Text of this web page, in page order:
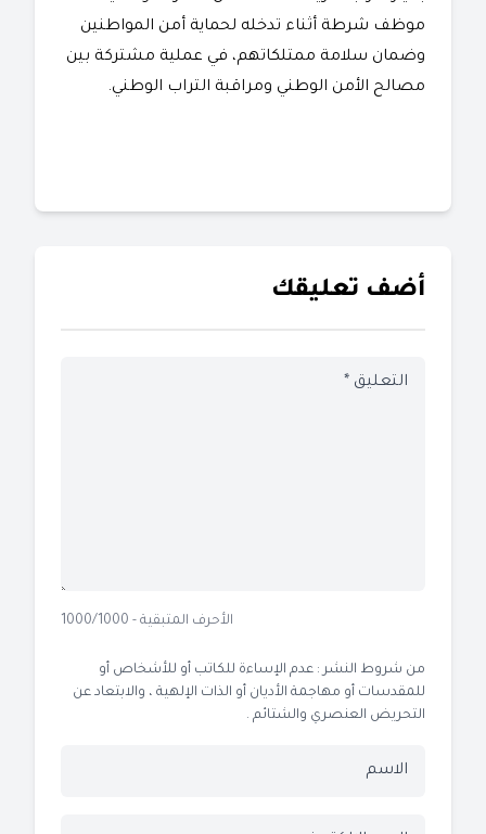
موظف شرطة أثناء تدخله لحماية أمن المواطنين
وضمان سلامة ممتلكاتهم، في عملية مشتركة بين
مصالح الأمن الوطني ومراقبة التراب الوطني.
أضف تعليقك
الأحرف المتبقية - 1000/1000
من شروط النشر : عدم الإساءة للكاتب أو للأشخاص أو
للمقدسات أو مهاجمة الأديان أو الذات الإلهية ، والابتعاد عن
التحريض العنصري والشتائم .